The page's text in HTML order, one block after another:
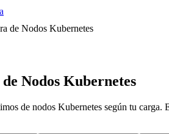
de Nodos Kubernetes
Nodos Kubernetes
de nodos Kubernetes según tu carga.